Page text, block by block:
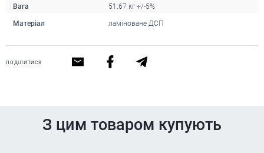
Вага 51.67 кг +/-5%
Матеріал ламіноване ДСП
ПОДІЛИТИСЯ
З цим товаром купують